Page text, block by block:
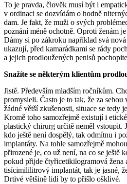
To je pravda, člověk musí být i
v ordinaci se dozvídám o hodně
dam. Je fakt, že muži o svých
poznání méně ochotně. Oproti ženám
Dámy si po zákroku například svá
ukazují, před kamarádkami se rády
a jejich prodloužených penisů
Snažíte se některým klientům
Jistě. Především mladším ročníkům.
promysleli. Často je to tak, že za
žádné větší zkušenosti, situace se tedy
Kromě toho samozřejmě existují i
plastický chirurg určitě neměl vstoupit.
kdo ještě není dospělý, tak odmítnu i
implantáty. Na tohle samozřejmě
přirozené je, co už není, na co se ještě
pokud přijde čtyřicetikilogramová žena
tisícimililitrový implantát, tak je jasné,
Drtivé většině lidí by to přišlo ošklivé.